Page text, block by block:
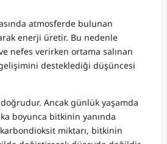
atmosferde bulunan
enerji üretir. Bu nedenle
nefes verirken ortama salınan
desteklediği düşüncesi
Ancak günlük yaşamda
boyunca bitkinin yanında
miktarı, bitkinin